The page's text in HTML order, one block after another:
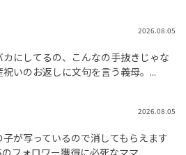
2026.08.05
カにしてるの、こんなの手抜きじゃな
祝いのお返しに文句を言う義母。...
2026.08.05
子が写っているので消してもらえます